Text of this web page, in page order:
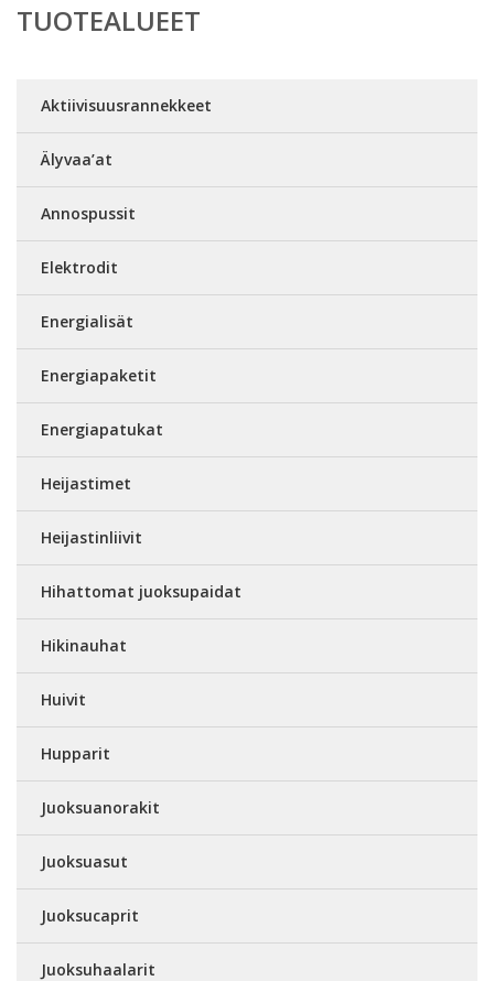
TUOTEALUEET
Aktiivisuusrannekkeet
Älyvaa’at
Annospussit
Elektrodit
Energialisät
Energiapaketit
Energiapatukat
Heijastimet
Heijastinliivit
Hihattomat juoksupaidat
Hikinauhat
Huivit
Hupparit
Juoksuanorakit
Juoksuasut
Juoksucaprit
Juoksuhaalarit